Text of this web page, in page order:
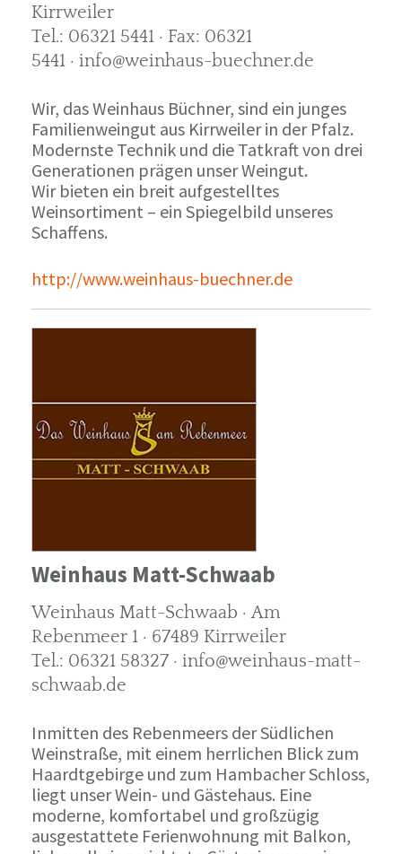
Kirrweiler
Tel.: 06321 5441 · Fax: 06321
5441 · info@weinhaus-buechner.de
Wir, das Weinhaus Büchner, sind ein junges
Familienweingut aus Kirrweiler in der Pfalz.
Modernste Technik und die Tatkraft von drei
Generationen prägen unser Weingut.
Wir bieten ein breit aufgestelltes
Weinsortiment – ein Spiegelbild unseres
Schaffens.
http://www.weinhaus-buechner.de
Weinhaus Matt-Schwaab
Weinhaus Matt-Schwaab · Am
Rebenmeer 1 · 67489 Kirrweiler
Tel.: 06321 58327 · info@weinhaus-matt-
schwaab.de
Inmitten des Rebenmeers der Südlichen
Weinstraße, mit einem herrlichen Blick zum
Haardtgebirge und zum Hambacher Schloss,
liegt unser Wein- und Gästehaus. Eine
moderne, komfortabel und großzügig
ausgestattete Ferienwohnung mit Balkon,